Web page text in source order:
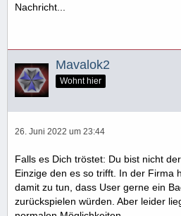
Nachricht...
Mavalok2
Wohnt hier
26. Juni 2022 um 23:44
Falls es Dich tröstet: Du bist nicht
Einzige den es so trifft. In der Firma
damit zu tun, dass User gerne ein
zurückspielen würden. Aber leider